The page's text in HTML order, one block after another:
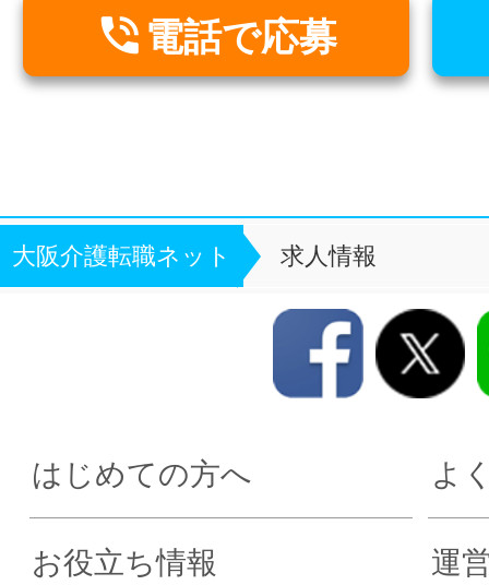
 電話で応募
大阪介護転職ネット 求人情報
はじめての方へ よ
お役立ち情報 運